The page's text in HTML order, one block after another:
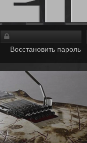
Восстановить пароль